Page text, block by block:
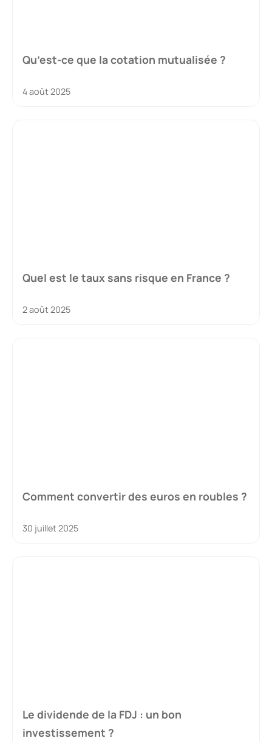
Qu’est-ce que la cotation mutualisée ?
4 août 2025
Quel est le taux sans risque en France ?
2 août 2025
Comment convertir des euros en roubles ?
30 juillet 2025
Le dividende de la FDJ : un bon
investissement ?